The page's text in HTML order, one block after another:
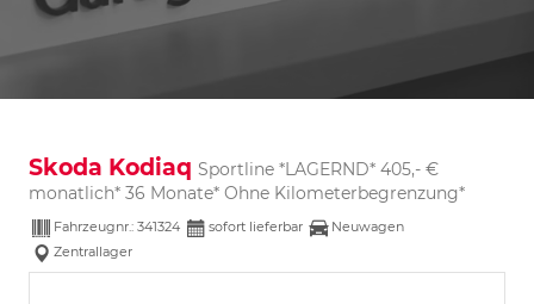
Skoda Kodiaq Sportline *LAGERND* 405,- €
monatlich* 36 Monate* Ohne Kilometerbegrenzung*
Fahrzeugnr.: 341324 sofort lieferbar
Neuwagen
Zentrallager